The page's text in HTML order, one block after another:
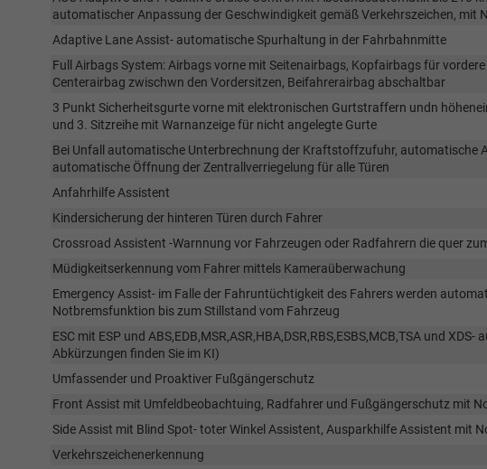
automatischer Anpassung der Geschwindigkeit gemäß Verkehrszeichen, mit
Adaptive Lane Assist- automatische Spurhaltung in der Fahrbahnmitte
Full Airbags System: Airbags vorne mit Seitenairbags, Kopfairbags für
Centerairbag zwischwn den Vordersitzen, Beifahrerairbag abschaltbar
3 Punkt Sicherheitsgurte vorne mit elektronischen Gurtstraffern undn
und 3. Sitzreihe mit Warnanzeige für nicht angelegte Gurte
Bei Unfall automatische Unterbrechnung der Kraftstoffzufuhr, automatische
automatische Öffnung der Zentrallverriegelung für alle Türen
Anfahrhilfe Assistent
Kindersicherung der hinteren Türen durch Fahrer
Crossroad Assistent -Warnnung vor Fahrzeugen oder Radfahrern die quer
Müdigkeitserkennung vom Fahrer mittels Kameraüberwachung
Emergency Assist- im Falle der Fahruntüchtigkeit des Fahrers werden
Notbremsfunktion bis zum Stillstand vom Fahrzeug
ESC mit ESP und ABS,EDB,MSR,ASR,HBA,DSR,RBS,ESBS,MCB,TSA und
Abkürzungen finden Sie im KI)
Umfassender und Proaktiver Fußgängerschutz
Front Assist mit Umfeldbeobachtuing, Radfahrer und Fußgängerschutz mit
Side Assist mit Blind Spot- toter Winkel Assistent, Ausparkhilfe Assistent mit
Verkehrszeichenerkennung